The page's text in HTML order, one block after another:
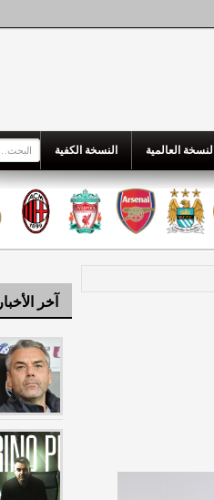
العالمية النسخة الكفية
آخر الأخبار